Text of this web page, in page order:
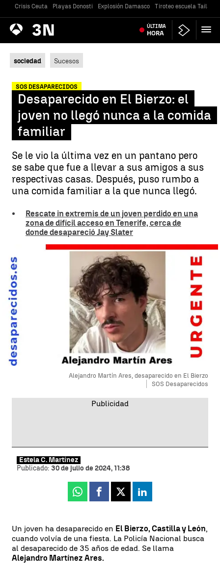
Crisis Ceuta Playas Donosti Explosión Damasco Tiroteo escuela
Antena
3 Noticias ÚLTIMA
HORA
sociedad Sucesos
SOS DESAPARECIDOS
Desaparecido en El Bierzo: el
joven no llegó nunca a la comida
familiar
Se le vio la última vez en un pantano pero
se sabe que fue a llevar a sus amigos a sus
respectivas casas. Después, puso rumbo a
una comida familiar a la que nunca llegó.
Rescate in extremis de un joven perdido en una
zona de difícil acceso en Tenerife, cerca de
donde desapareció Jay Slater
Alejandro Martín Ares, desaparecido en El Bierzo
SOS Desaparecidos
Estela C. Martínez
Publicado: 30 de julio de 2024, 11:38
Whatsapp
Facebook
X Linkedin
Un joven ha desaparecido en El Bierzo, Castilla y León,
cuando volvía de una fiesta. La Policía Nacional busca
al desaparecido de 35 años de edad. Se llama
Alejandro Martínez Ares.